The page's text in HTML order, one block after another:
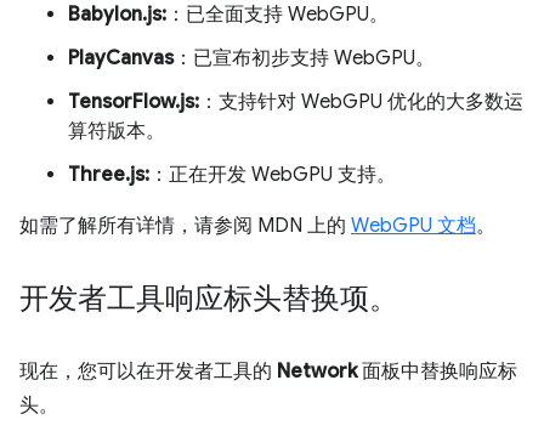
Babylon.js: ：已全面支持 WebGPU。
PlayCanvas：已宣布初步支持 WebGPU。
TensorFlow.js: ：支持针对 WebGPU 优化的大多数运
算符版本。
Three.js: ：正在开发 WebGPU 支持。
如需了解所有详情，请参阅 MDN 上的 WebGPU 文档。
开发者工具响应标头替换项。
现在，您可以在开发者工具的 Network面板中替换响应标
头。